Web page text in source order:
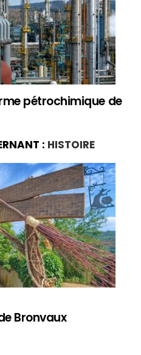
pétrochimique de
: HISTOIRE
Bronvaux